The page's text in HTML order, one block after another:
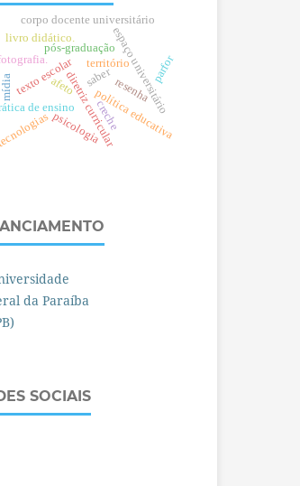
resenha
território
diretriz curricular
de ensino
texto escolar espaço universitário
pós-graduação
saber
corpo docente universitário
política educativa
mídia
livro didático.
parfor
creche
psicologia
afeto
SOCIAIS